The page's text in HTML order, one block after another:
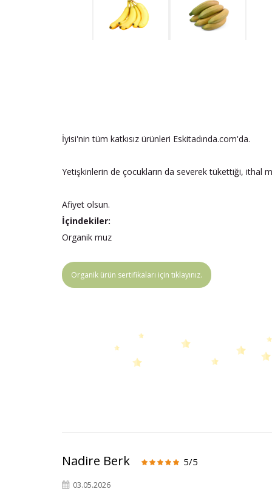
İyisi'nin tüm katkısız ürünleri Eskitadında.com'da.
Yetişkinlerin de çocukların da severek tükettiği, ithal
Afiyet olsun.
İçindekiler:
Organik muz
Organik ürün sertifikaları için tıklayınız.
Nadire Berk 5/5
03.05.2026